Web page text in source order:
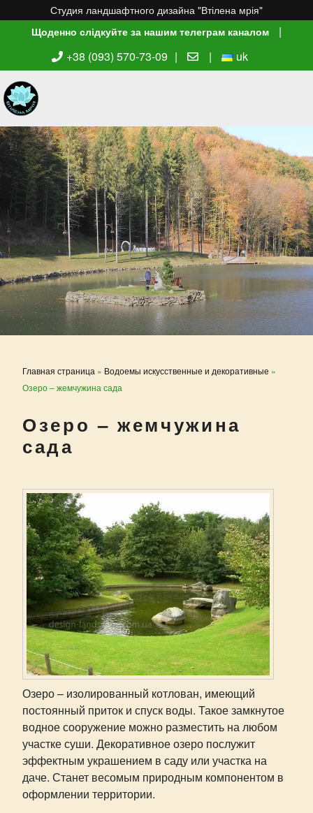
Студия ландшафтного дизайна "Втілена мрія"
Щоденно слідкуйте за нашим телеграм каналом
|
+38 (093) 570-73-09 | | uk
Главная страница » Водоемы искусственные и декоративные »
Озеро – жемчужина сада
Озеро – жемчужина
сада
Озеро – изолированный котлован, имеющий
постоянный приток и спуск воды. Такое замкнутое
водное сооружение можно разместить на любом
участке суши. Декоративное озеро послужит
эффектным украшением в саду или участка на
даче. Станет весомым природным компонентом в
оформлении территории.